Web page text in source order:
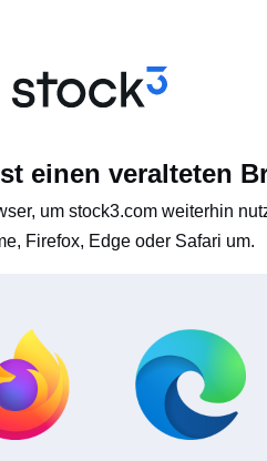
einen veralteten
um stock3.com weiterhin
Firefox, Edge oder Safari um.